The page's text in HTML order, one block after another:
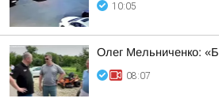
10:05
Олег Мельниченко:
08:07